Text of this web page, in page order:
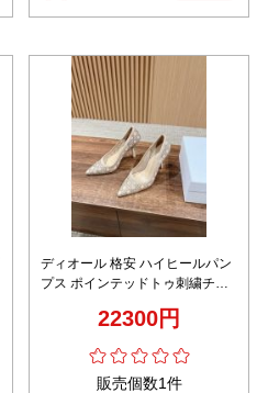
ディオール 格安 ハイヒールパン
プス ポインテッドトゥ刺繍チュ
22300円
販売個数1件